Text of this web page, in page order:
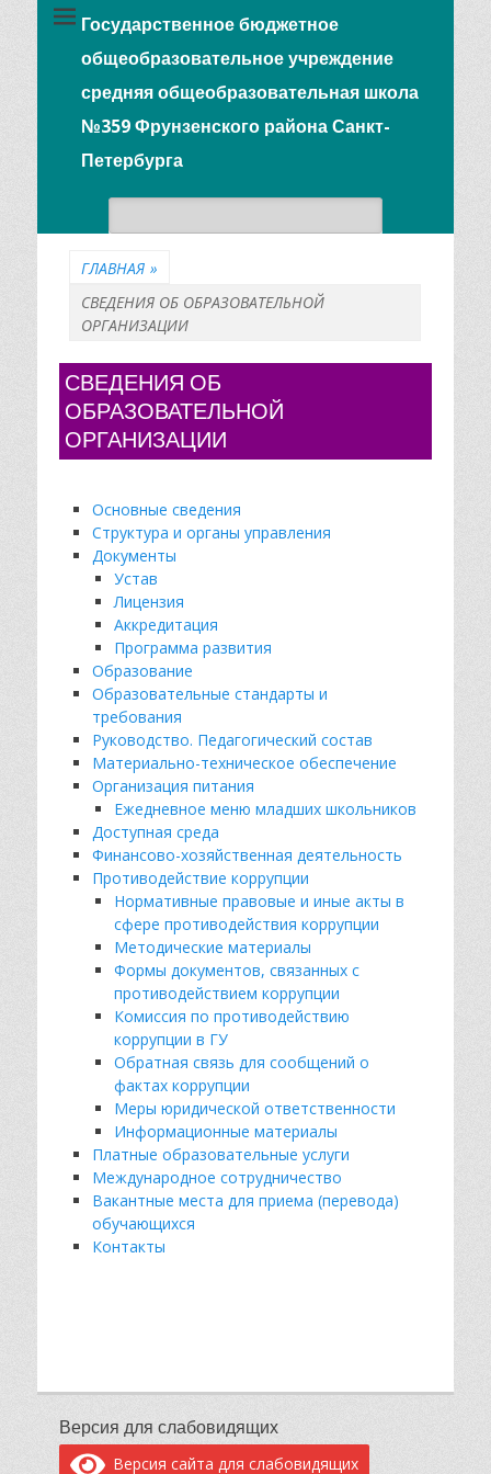
Государственное бюджетное
общеобразовательное учреждение
средняя общеобразовательная школа
№359 Фрунзенского района Санкт-
Петербурга
ГЛАВНАЯ »
СВЕДЕНИЯ ОБ ОБРАЗОВАТЕЛЬНОЙ
ОРГАНИЗАЦИИ
СВЕДЕНИЯ ОБ
ОБРАЗОВАТЕЛЬНОЙ
ОРГАНИЗАЦИИ
Основные сведения
Структура и органы управления
Документы
Устав
Лицензия
Аккредитация
Программа развития
Образование
Образовательные стандарты и
требования
Руководство. Педагогический состав
Материально-техническое обеспечение
Организация питания
Ежедневное меню младших школьников
Доступная среда
Финансово-хозяйственная деятельность
Противодействие коррупции
Нормативные правовые и иные акты в
сфере противодействия коррупции
Методические материалы
Формы документов, связанных с
противодействием коррупции
Комиссия по противодействию
коррупции в ГУ
Обратная связь для сообщений о
фактах коррупции
Меры юридической ответственности
Информационные материалы
Платные образовательные услуги
Международное сотрудничество
Вакантные места для приема (перевода)
обучающихся
Контакты
Версия для слабовидящих
Версия сайта для слабовидящих